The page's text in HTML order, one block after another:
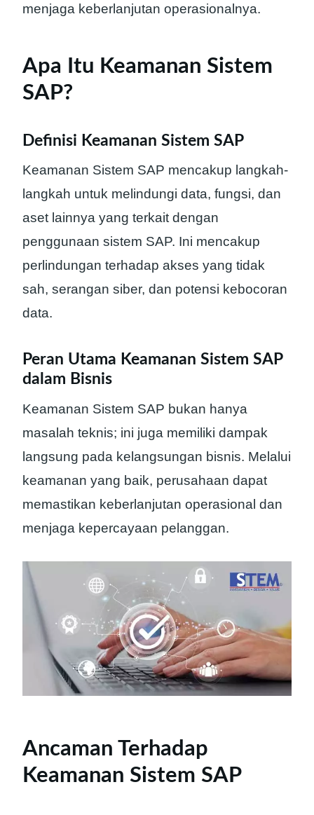
menjaga keberlanjutan operasionalnya.
Apa Itu Keamanan Sistem
SAP?
Definisi Keamanan Sistem SAP
Keamanan Sistem SAP mencakup langkah-
langkah untuk melindungi data, fungsi, dan
aset lainnya yang terkait dengan
penggunaan sistem SAP. Ini mencakup
perlindungan terhadap akses yang tidak
sah, serangan siber, dan potensi kebocoran
data.
Peran Utama Keamanan Sistem SAP
dalam Bisnis
Keamanan Sistem SAP bukan hanya
masalah teknis; ini juga memiliki dampak
langsung pada kelangsungan bisnis. Melalui
keamanan yang baik, perusahaan dapat
memastikan keberlanjutan operasional dan
menjaga kepercayaan pelanggan.
Ancaman Terhadap
Keamanan Sistem SAP